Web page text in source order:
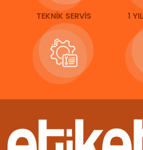
TEKNİK SERVİS 1